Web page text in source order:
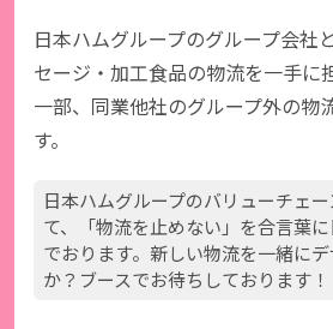
日本ハムグループのグループ会社
セージ・加工食品の物流を一手に
一部、同業他社のグループ外の物
す。
日本ハムグループのバリューチェ
て、「物流を止めない」を合言葉
でおります。新しい物流を一緒に
か？ブースでお待ちしております！